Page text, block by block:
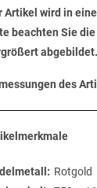
Artikel wird in
beachten Sie
abgebildet.
des
Rotgold